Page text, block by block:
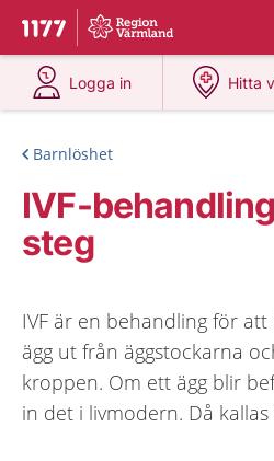
Till startsidan för 1177
Du har valt region
Logga in
på 1177.se
Hitta
på
Barnlöshet
IVF-
steg
IVF är en behandling för
ägg ut från äggstockarna
kroppen. Om ett ägg blir
in det i livmodern. Då